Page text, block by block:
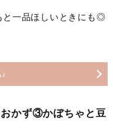
と一品ほしいときにも◎
おかず③かぼちゃと豆